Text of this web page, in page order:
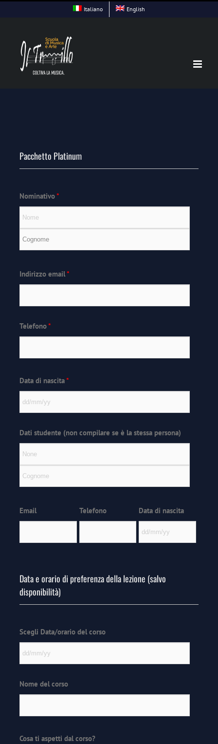
Skip
Italiano English
Pacchetto Platinum
Nominativo*
Indirizzo email*
Telefono*
Data di nascita*
Dati studente (non compilare se è la stessa persona)
Email Telefono Data di nascita
Data e orario di preferenza della lezione (salvo
disponibilità)
Scegli Data/orario del corso
Nome del corso
Cosa ti aspetti dal corso?